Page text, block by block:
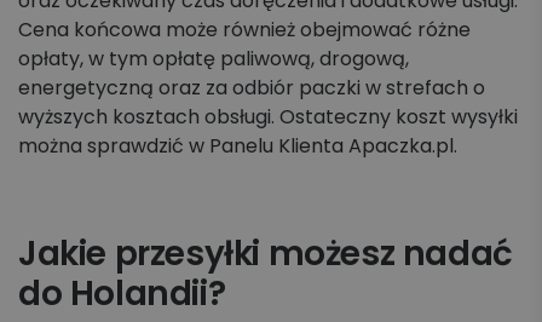
Cena końcowa może również obejmować różne
opłaty, w tym opłatę paliwową, drogową,
energetyczną oraz za odbiór paczki w strefach o
wyższych kosztach obsługi. Ostateczny koszt wysyłki
można sprawdzić w Panelu Klienta Apaczka.pl.
Jakie przesyłki możesz nadać
do Holandii?